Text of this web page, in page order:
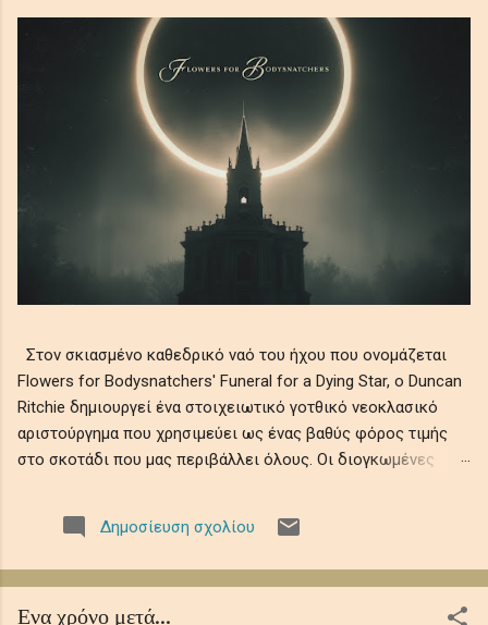
Στον σκιασμένο καθεδρικό ναό του ήχου που ονομάζεται
Flowers for Bodysnatchers' Funeral for a Dying Star, ο Duncan
Ritchie δημιουργεί ένα στοιχειωτικό γοτθικό νεοκλασικό
αριστούργημα που χρησιμεύει ως ένας βαθύς φόρος τιμής
στο σκοτάδι που μας περιβάλλει όλους. Οι διογκωμένες
πιάνου και ατμοσφαιρικά ηχοχρώματα, θυμίζοντας την
αδυσώπητη φθορά του ουράνιου φωτός σε αιώνια νύχτα,
της ύπαρξης εν μέσω ψιθύρων απώλειας, απομόνωσης και
κοσμικής λήθης. Αυτό το ηχητικό ρέκβιεμ βυθίζει τους
Δημοσίευση σχολίου
Ενα χρόνο μετά...